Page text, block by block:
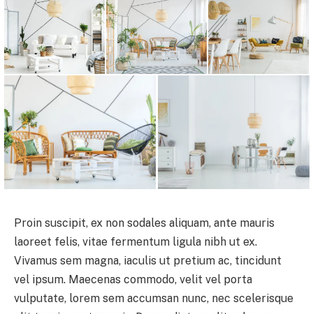
Proin suscipit, ex non sodales aliquam, ante mauris
laoreet felis, vitae fermentum ligula nibh ut ex.
Vivamus sem magna, iaculis ut pretium ac, tincidunt
vel ipsum. Maecenas commodo, velit vel porta
vulputate, lorem sem accumsan nunc, nec scelerisque